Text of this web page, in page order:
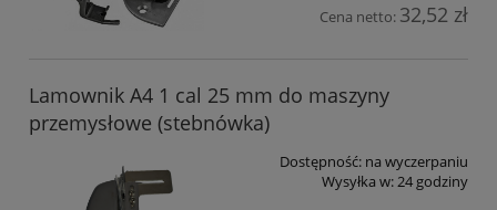
Cena netto: 32,52 zł
Lamownik A4 1 cal 25 mm do maszyny
przemysłowe (stebnówka)
Dostępność: na wyczerpaniu
Wysyłka w:24 godziny